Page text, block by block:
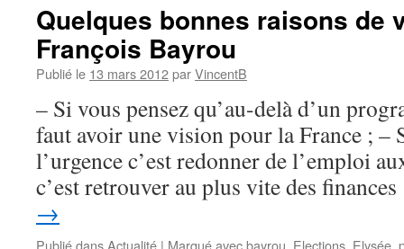
Quelques bonnes raisons de
François Bayrou
Publié le 13 mars 2012parVincentB
– Si vous pensez qu’au-delà d’un
faut avoir une vision pour la France ; –
l’urgence c’est redonner de l’emploi
c’est retrouver au plus vite des
→
Publié dansActualité | Marqué avecbayrou, Elections, Elysée,